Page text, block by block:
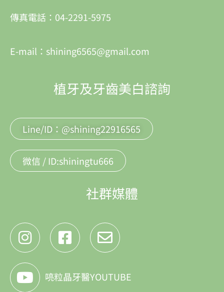
傳真電話：04-2291-5975
E-mail：shining6565@gmail.com
植牙及牙齒美白諮詢
Line/ID：@shining22916565
微信 / ID:shiningtu666
社群媒體
喨粒晶牙醫YOUTUBE